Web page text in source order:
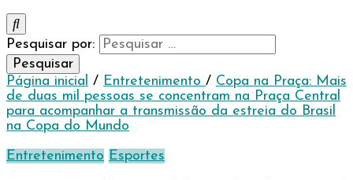
Pesquisar por:
Página inicial / Entretenimento / Copa na Praça: Mais
de duas mil pessoas se concentram na Praça Central
para acompanhar a transmissão da estreia do Brasil
na Copa do Mundo
Entretenimento Esportes